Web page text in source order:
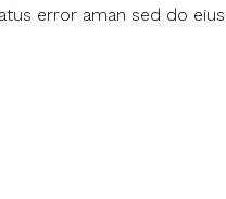
error aman sed do